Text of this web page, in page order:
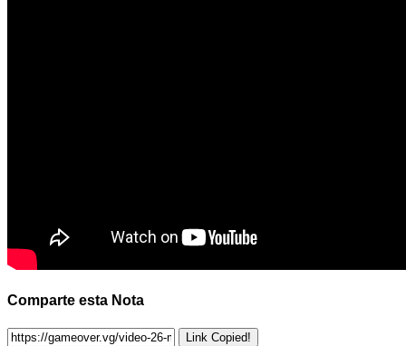
Comparte esta Nota
Link Copied!